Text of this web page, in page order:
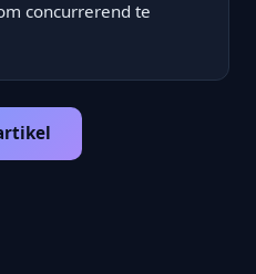
concurrerend te